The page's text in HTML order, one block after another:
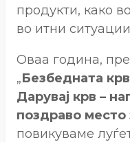
продукти, како
во итни
Оваа година,
„Безбедната
Дарувај крв –
поздраво
повикуваме